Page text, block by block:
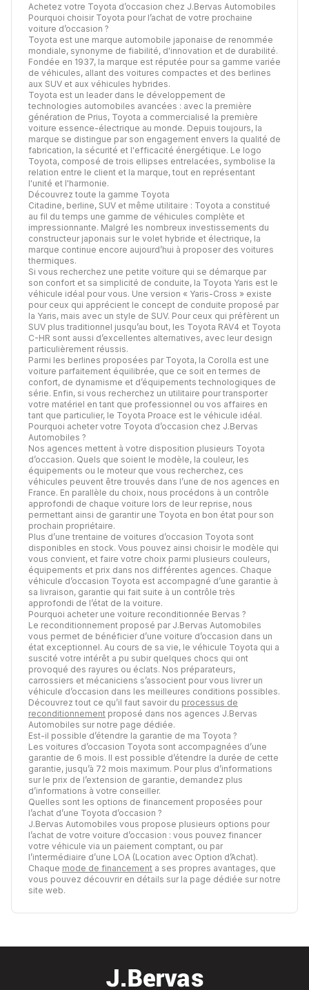
Achetez votre Toyota d’occasion chez J.Bervas Automobiles
Pourquoi choisir Toyota pour l’achat de votre prochaine
voiture d’occasion ?
Toyota est une marque automobile japonaise de renommée
mondiale, synonyme de fiabilité, d'innovation et de durabilité.
Fondée en 1937, la marque est réputée pour sa gamme variée
de véhicules, allant des voitures compactes et des berlines
aux SUV et aux véhicules hybrides.
Toyota est un leader dans le développement de
technologies automobiles avancées : avec la première
génération de Prius, Toyota a commercialisé la première
voiture essence-électrique au monde. Depuis toujours, la
marque se distingue par son engagement envers la qualité de
fabrication, la sécurité et l'efficacité énergétique. Le logo
Toyota, composé de trois ellipses entrelacées, symbolise la
relation entre le client et la marque, tout en représentant
l'unité et l'harmonie.
Découvrez toute la gamme Toyota
Citadine, berline, SUV et même utilitaire : Toyota a constitué
au fil du temps une gamme de véhicules complète et
impressionnante. Malgré les nombreux investissements du
constructeur japonais sur le volet hybride et électrique, la
marque continue encore aujourd’hui à proposer des voitures
thermiques.
Si vous recherchez une petite voiture qui se démarque par
son confort et sa simplicité de conduite, la Toyota Yaris est le
véhicule idéal pour vous. Une version « Yaris-Cross » existe
pour ceux qui apprécient le concept de conduite proposé par
la Yaris, mais avec un style de SUV. Pour ceux qui préfèrent un
SUV plus traditionnel jusqu’au bout, les Toyota RAV4 et Toyota
C-HR sont aussi d’excellentes alternatives, avec leur design
particulièrement réussis.
Parmi les berlines proposées par Toyota, la Corolla est une
voiture parfaitement équilibrée, que ce soit en termes de
confort, de dynamisme et d’équipements technologiques de
série. Enfin, si vous recherchez un utilitaire pour transporter
votre matériel en tant que professionnel ou vos affaires en
tant que particulier, le Toyota Proace est le véhicule idéal.
Pourquoi acheter votre Toyota d’occasion chez J.Bervas
Automobiles ?
Nos agences mettent à votre disposition plusieurs Toyota
d’occasion. Quels que soient le modèle, la couleur, les
équipements ou le moteur que vous recherchez, ces
véhicules peuvent être trouvés dans l’une de nos agences en
France. En parallèle du choix, nous procédons à un contrôle
approfondi de chaque voiture lors de leur reprise, nous
permettant ainsi de garantir une Toyota en bon état pour son
prochain propriétaire.
Plus d’une trentaine de voitures d’occasion Toyota sont
disponibles en stock. Vous pouvez ainsi choisir le modèle qui
vous convient, et faire votre choix parmi plusieurs couleurs,
équipements et prix dans nos différentes agences. Chaque
véhicule d’occasion Toyota est accompagné d’une garantie à
sa livraison, garantie qui fait suite à un contrôle très
approfondi de l’état de la voiture.
Pourquoi acheter une voiture reconditionnée Bervas ?
Le reconditionnement proposé par J.Bervas Automobiles
vous permet de bénéficier d’une voiture d’occasion dans un
état exceptionnel. Au cours de sa vie, le véhicule Toyota qui a
suscité votre intérêt a pu subir quelques chocs qui ont
provoqué des rayures ou éclats. Nos préparateurs,
carrossiers et mécaniciens s’associent pour vous livrer un
véhicule d’occasion dans les meilleures conditions possibles.
Découvrez tout ce qu’il faut savoir du processus de
reconditionnement proposé dans nos agences J.Bervas
Automobiles sur notre page dédiée.
Est-il possible d’étendre la garantie de ma Toyota ?
Les voitures d’occasion Toyota sont accompagnées d’une
garantie de 6 mois. Il est possible d’étendre la durée de cette
garantie, jusqu’à 72 mois maximum. Pour plus d’informations
sur le prix de l’extension de garantie, demandez plus
d’informations à votre conseiller.
Quelles sont les options de financement proposées pour
l’achat d’une Toyota d’occasion ?
J.Bervas Automobiles vous propose plusieurs options pour
l’achat de votre voiture d’occasion : vous pouvez financer
votre véhicule via un paiement comptant, ou par
l’intermédiaire d’une LOA (Location avec Option d’Achat).
Chaque mode de financement a ses propres avantages, que
vous pouvez découvrir en détails sur la page dédiée sur notre
site web.